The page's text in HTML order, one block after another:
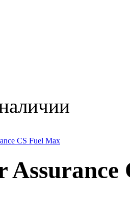
CS Fuel Max
Assurance